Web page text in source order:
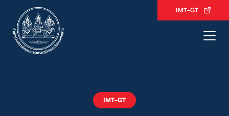
content
IMT-GT
IMT-GT